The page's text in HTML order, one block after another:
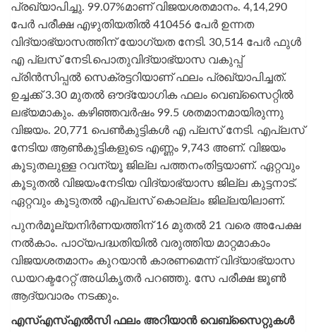
പ്രഖ്യാപിച്ചു. 99.07%മാണ് വിജയശതമാനം. 4,14,290
പേർ പരീക്ഷ എഴുതിയതിൽ 410456 പേർ ഉന്നത
വിദ്യാഭ്യാസത്തിന് യോഗ്യത നേടി. 30,514 പേർ ഫുൾ
എ പ്ലസ് നേടി.പൊതുവിദ്യാഭ്യാസ വകുപ്പ്
പ്രിന്‍സിപ്പല്‍ സെക്രട്ടറിയാണ് ഫലം പ്രഖ്യാപിച്ചത്.
ഉച്ചക്ക് 3.30 മുതല്‍ ഔദ്യോഗിക ഫലം വെബ്‌സൈറ്റില്‍
ലഭ്യമാകും. കഴിഞ്ഞവര്‍ഷം 99.5 ശതമാനമായിരുന്നു
വിജയം. 20,771 പെണ്‍കുട്ടികള്‍ എ പ്ലസ് നേടി. എപ്ലസ്
നേടിയ ആണ്‍കുട്ടികളുടെ എണ്ണം 9,743 അണ്. വിജയം
കൂടുതലുള്ള റവന്യൂ ജില്ല പത്തനംതിട്ടയാണ്. ഏറ്റവും
കൂടുതല്‍ വിജയംനേടിയ വിദ്യാഭ്യാസ ജില്ല കുട്ടനാട്.
ഏറ്റവും കൂടുതല്‍ എപ്ലസ് കൊല്ലം ജില്ലയിലാണ്.
പുനര്‍മൂല്യനിര്‍ണയത്തിന് 16 മുതല്‍ 21 വരെ അപേക്ഷ
നല്‍കാം. പാഠ്യപദ്ധതിയില്‍ വരുത്തിയ മാറ്റമാകാം
വിജയശതമാനം കുറയാന്‍ കാരണമെന്ന് വിദ്യാഭ്യാസ
ഡയറക്ടറേറ്റ് അധികൃതര്‍ പറഞ്ഞു. സേ പരീക്ഷ ജൂണ്‍
ആദ്യവാരം നടക്കും.
എസ്എസ്എൽസി ഫലം അറിയാൻ വെബ്സൈറ്റുകൾ